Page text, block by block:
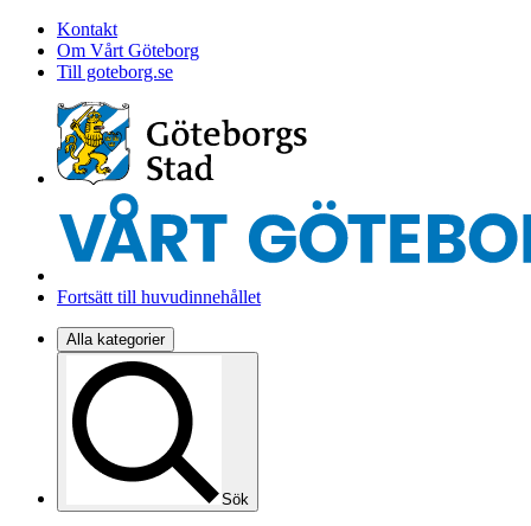
Kontakt
Om Vårt Göteborg
Till goteborg.se
Fortsätt till huvudinnehållet
Alla kategorier
Sök